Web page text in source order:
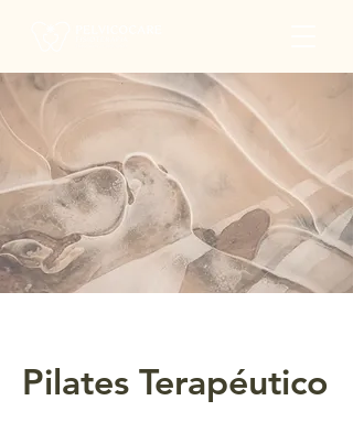
Pilates Terapéutico